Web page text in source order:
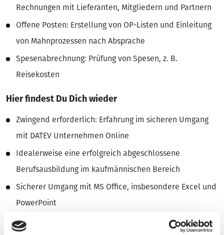
Rechnungen mit Lieferanten, Mitgliedern und Partnern
Offene Posten: Erstellung von OP-Listen und Einleitung
von Mahnprozessen nach Absprache
Spesenabrechnung: Prüfung von Spesen, z. B.
Reisekosten
Hier findest Du Dich wieder
Zwingend erforderlich: Erfahrung im sicheren Umgang
mit DATEV Unternehmen Online
Idealerweise eine erfolgreich abgeschlossene
Berufsausbildung im kaufmännischen Bereich
Sicherer Umgang mit MS Office, insbesondere Excel und
PowerPoint
Fließende Deutschkenntnisse in Wort und Schrift